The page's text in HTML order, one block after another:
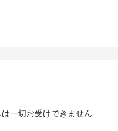
一切お受けできません